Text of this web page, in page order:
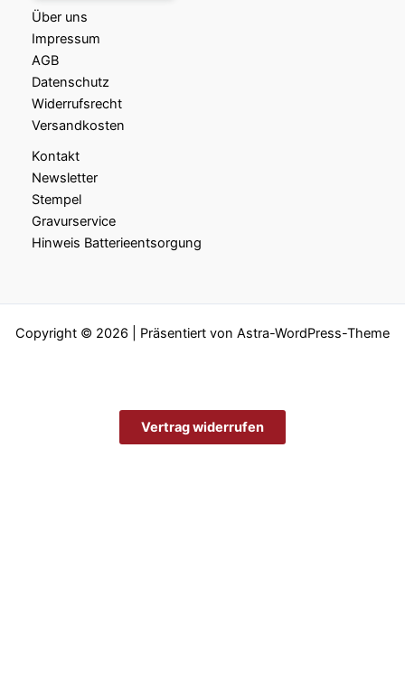
Über uns
Impressum
AGB
Datenschutz
Widerrufsrecht
Versandkosten
Kontakt
Newsletter
Stempel
Gravurservice
Hinweis Batterieentsorgung
Copyright © 2026 | Präsentiert von Astra-WordPress-Theme
Vertrag widerrufen